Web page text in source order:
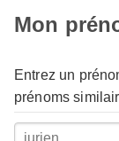
Mon
Entrez un
prénoms